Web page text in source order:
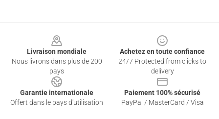
Livraison mondiale
Nous livrons dans plus de 200
pays
Achetez en toute confiance
24/7 Protected from clicks to
delivery
Garantie internationale
Offert dans le pays d'utilisation
Paiement 100% sécurisé
PayPal / MasterCard / Visa